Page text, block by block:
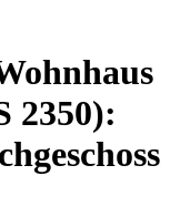
2350):